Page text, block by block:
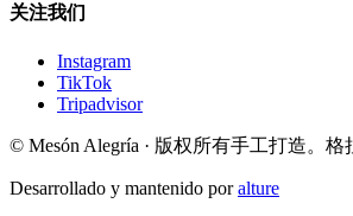
关注我们
Instagram
TikTok
Tripadvisor
© Mesón Alegría · 版权所有手工打造。格
Desarrollado y mantenido por alture